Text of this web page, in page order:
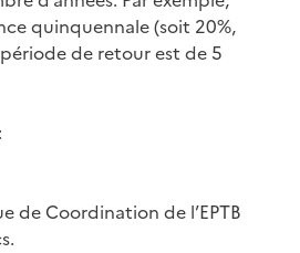
quinquennale (soit 20%,
de retour est de 5
:
de Coordination de l’EPTB